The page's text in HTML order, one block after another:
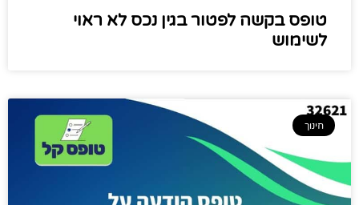
טופס בקשה לפטור בגין נכס לא ראוי
לשימוש
חינוך